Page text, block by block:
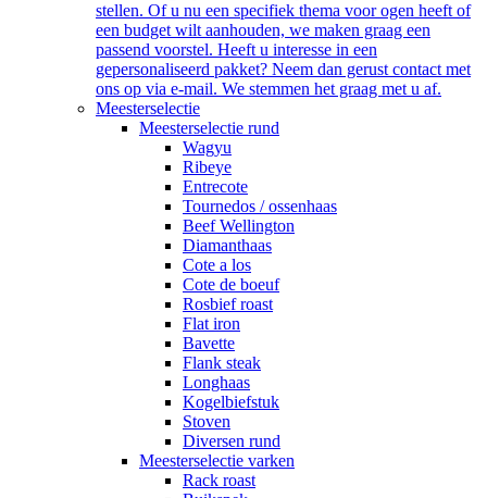
stellen. Of u nu een specifiek thema voor ogen heeft of
een budget wilt aanhouden, we maken graag een
passend voorstel. Heeft u interesse in een
gepersonaliseerd pakket? Neem dan gerust contact met
ons op via e-mail. We stemmen het graag met u af.
Meesterselectie
Meesterselectie rund
Wagyu
Ribeye
Entrecote
Tournedos / ossenhaas
Beef Wellington
Diamanthaas
Cote a los
Cote de boeuf
Rosbief roast
Flat iron
Bavette
Flank steak
Longhaas
Kogelbiefstuk
Stoven
Diversen rund
Meesterselectie varken
Rack roast